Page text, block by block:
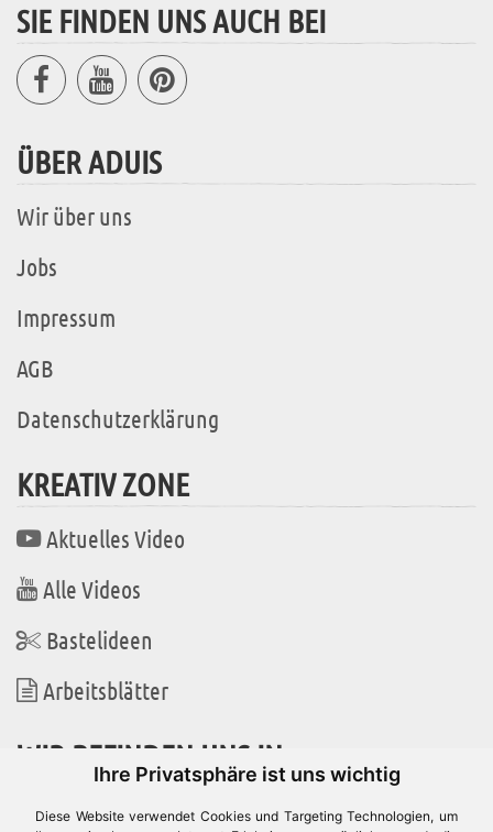
Ihre Privatsphäre ist uns wichtig
Diese Website verwendet Cookies und Targeting Technologien, um
SIE FINDEN UNS AUCH BEI
ÜBER ADUIS
Wir über uns
Jobs
Impressum
AGB
Datenschutzerklärung
KREATIV ZONE
Aktuelles Video
Alle Videos
Bastelideen
Arbeitsblätter
WIR BEFINDEN UNS IN